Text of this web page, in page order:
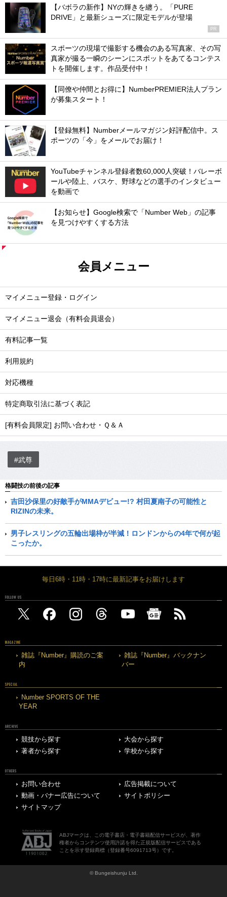
【バボラの新作】NYの輝きを纏う。「PURE
DRIVE」と最新シューズに限定モデルが登場
PR
スポーツの現場で撮影する機会のある写真家、その写
真家が撮る一瞬のシーンにスポットをあてるコンテス
トを開催します。作品受付中！
【同僚や仲間とお得に】NumberPREMIER法人プラン
が募集スタート！
【登録無料】Numberメールマガジン好評配信中。ス
ポーツの「今」をメールでお届け！
YouTubeチャンネル登録者数60,000人突破！バレーボ
ールや陸上、バスケ、野球などの選手のインタビュー
を動画で
【お知らせ】Google検索で「Number Web」の記事
を見つけやすくする方法
会員メニュー
マイメニュー登録・ログイン
マイメニュー退会（有料会員退会）
有料記事一覧
利用規約
対応機種
特定商取引法に基づく表記
[有料会員限定] お問い合わせ・Ｑ＆Ａ
#武尊
格闘技の前後の記事
吉田沙保里の好敵手がMMAデビュー!? 村田夏南子の可能性と
RIZINの未来。
男子レスリングの五輪出場枠が半減！ロンドンからの4年で何が起
こったか。
毎日6時・11時・17時に最新記事をお届けします
FOLLOW US
MAGAZINE
雑誌『Number』購読のご案
内
雑誌『Number』バックナン
バー
SPECIAL
Number SPORTS OF THE
YEAR
ARCHIVE
競技から探す
大会から探す
著者から探す
学校から探す
OTHERS
お問い合わせ
広告掲載について
動画・バナー広告について
サイトポリシー
サイトマップ
ABJマークは、この電子書店・電子書籍配信サービスが、著作
権者からコンテンツ使用許諾を得た正規版配信サービスである
ことを示す登録商標（登録番号6091713号）です。
© Bungeishunju Ltd.